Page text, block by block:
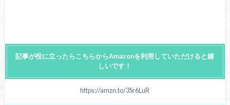
記事が役に立ったらこちらからAmazonを利用していただけると嬉
しいです！
https://amzn.to/3Sr6LuR